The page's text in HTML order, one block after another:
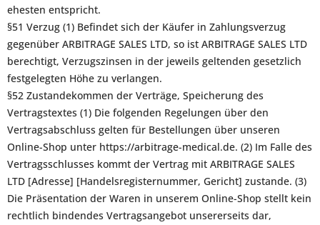
ehesten entspricht.
§51 Verzug (1) Befindet sich der Käufer in Zahlungsverzug
gegenüber ARBITRAGE SALES LTD, so ist ARBITRAGE SALES LTD
berechtigt, Verzugszinsen in der jeweils geltenden gesetzlich
festgelegten Höhe zu verlangen.
§52 Zustandekommen der Verträge, Speicherung des
Vertragstextes (1) Die folgenden Regelungen über den
Vertragsabschluss gelten für Bestellungen über unseren
Online-Shop unter https://arbitrage-medical.de. (2) Im Falle des
Vertragsschlusses kommt der Vertrag mit ARBITRAGE SALES
LTD [Adresse] [Handelsregisternummer, Gericht] zustande. (3)
Die Präsentation der Waren in unserem Online-Shop stellt kein
rechtlich bindendes Vertragsangebot unsererseits dar,